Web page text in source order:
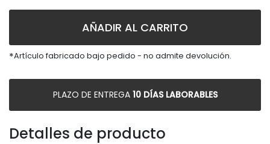
AÑADIR AL CARRITO
*Artículo fabricado bajo pedido - no admite devolución.
PLAZO DE ENTREGA 10 DÍAS LABORABLES
Detalles de producto